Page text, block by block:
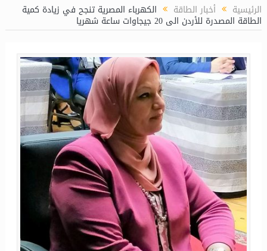
الرئيسية أخبار الطاقة الكهرباء المصرية تنجح في زيادة كمية
الطاقة المصدرة للأردن الى 20 جيجاوات ساعة شهريا